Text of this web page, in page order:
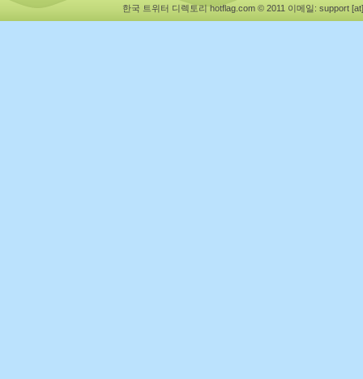
한국 트위터 디렉토리 hotflag.com © 2011 이메일: support